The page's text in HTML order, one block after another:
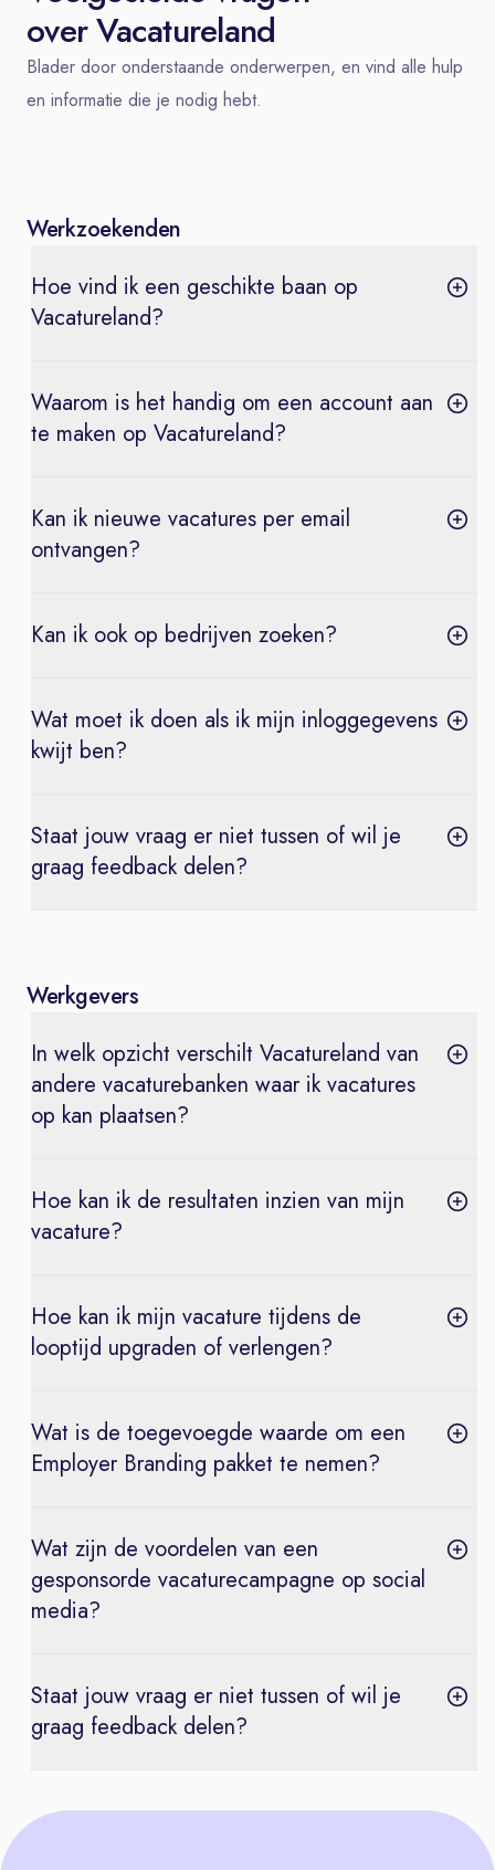
over Vacatureland
Blader door onderstaande onderwerpen, en vind alle hulp
en informatie die je nodig hebt.
Werkzoekenden
Hoe vind ik een geschikte baan op
Vacatureland?
Waarom is het handig om een account aan
te maken op Vacatureland?
Kan ik nieuwe vacatures per email
ontvangen?
Kan ik ook op bedrijven zoeken?
Wat moet ik doen als ik mijn inloggegevens
kwijt ben?
Staat jouw vraag er niet tussen of wil je
graag feedback delen?
Werkgevers
In welk opzicht verschilt Vacatureland van
andere vacaturebanken waar ik vacatures
op kan plaatsen?
Hoe kan ik de resultaten inzien van mijn
vacature?
Hoe kan ik mijn vacature tijdens de
looptijd upgraden of verlengen?
Wat is de toegevoegde waarde om een
Employer Branding pakket te nemen?
Wat zijn de voordelen van een
gesponsorde vacaturecampagne op social
media?
Staat jouw vraag er niet tussen of wil je
graag feedback delen?